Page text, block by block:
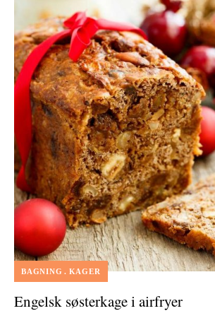
BAGNING KAGER
Engelsk søsterkage i airfryer